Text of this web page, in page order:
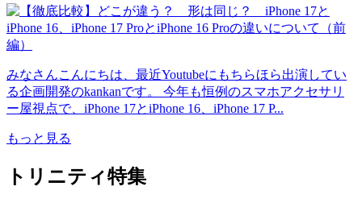
みなさんこんにちは、最近Youtubeにもちらほら出演してい
る企画開発のkankanです。 今年も恒例のスマホアクセサリ
ー屋視点で、iPhone 17とiPhone 16、iPhone 17 P...
もっと見る
トリニティ特集